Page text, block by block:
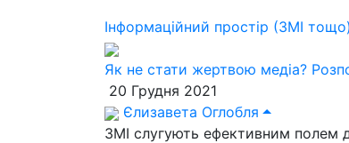
Інформаційний простір (ЗМІ тощо)
Як не стати жертвою медіа?
20 Грудня 2021
Єлизавета Оглобля
ЗМІ слугують ефективним полем